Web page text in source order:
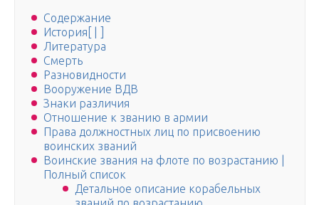
Содержание
История[ | ]
Литература
Смерть
Разновидности
Вооружение ВДВ
Знаки различия
Отношение к званию в армии
Права должностных лиц по присвоению
воинских званий
Воинские звания на флоте по возрастанию |
Полный список
Детальное описание корабельных